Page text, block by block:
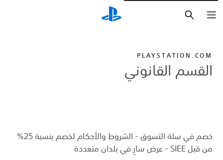
PLAYSTATION.COM
القسم القانوني
خصم في سلة التسوق - الشروط والأحكام لخصم بنسبة 25%
من قبل SIEE - عرض سارٍ في بلدان متعددة